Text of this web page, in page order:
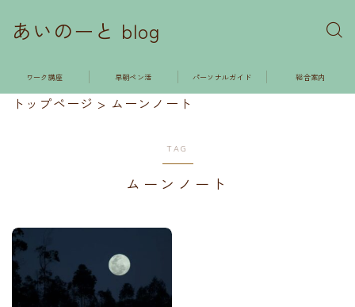
あいのーと blog
ワーク講座 早朝ペン活 パーソナルガイド 総合案内
トップページ > ムーンノート
TAG
ムーンノート